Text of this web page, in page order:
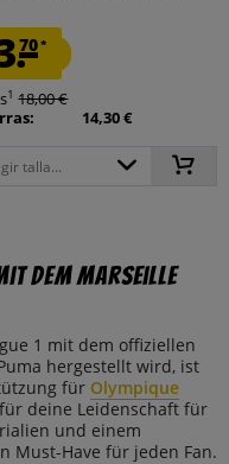
70*
1 18,00 €
14,30 €
talla...
dem Marseille
1 mit dem offiziellen
hergestellt wird, ist
für Olympique
deine Leidenschaft für
und einem
Must-Have für jeden Fan.